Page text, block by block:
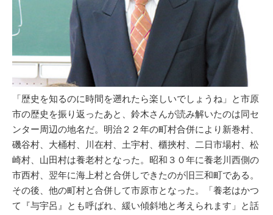
「歴史を知るのに時間を遡れたら楽しいでしょうね」と市原
市の歴史を振り返ったあと、鈴木さんが読み解いたのは同セ
ンター周辺の地名だ。明治２２年の町村合併により新巻村、
磯谷村、大桶村、川在村、土宇村、櫃挾村、二日市場村、松
崎村、山田村は養老村となった。昭和３０年に養老川西側の
市西村、翌年に海上村と合併しできたのが旧三和町である。
その後、他の町村と合併して市原市となった。「養老はかつ
て『与宇呂』とも呼ばれ、緩い傾斜地と考えられます」と話